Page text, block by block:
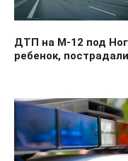
ДТП на М-12 под
ребенок,